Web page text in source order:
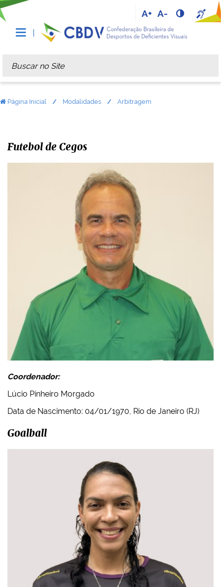
A+ A-
Busca
Busca Avançada…
Página Inicial Modalidades Arbitragem
Futebol de Cegos
Coordenador:
Lúcio Pinheiro Morgado
Data de Nascimento: 04/01/1970, Rio de Janeiro (RJ)
Goalball